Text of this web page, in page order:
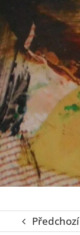
Předchozí